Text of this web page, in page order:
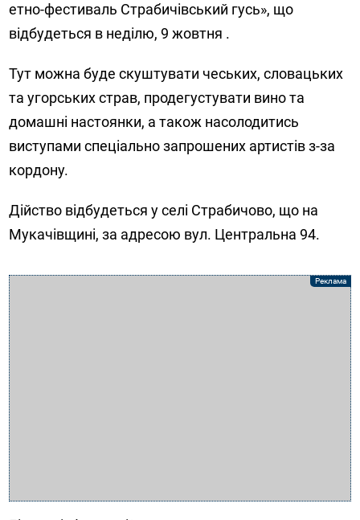
етно-фестиваль Страбичівський гусь», що
відбудеться в неділю, 9 жовтня .
Тут можна буде скуштувати чеських, словацьких
та угорських страв, продегустувати вино та
домашні настоянки, а також насолодитись
виступами спеціально запрошених артистів з-за
кордону.
Дійство відбудеться у селі Страбичово, що на
Мукачівщині, за адресою вул. Центральна 94.